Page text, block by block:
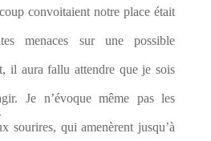
convoitaient notre place était
menaces sur une possible
il aura fallu attendre que je sois
Je n’évoque même pas les
sourires, qui amenèrent jusqu’à